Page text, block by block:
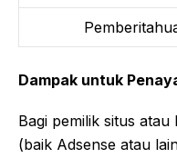
Dampak untuk
Bagi pemilik situs
(baik Adsense atau